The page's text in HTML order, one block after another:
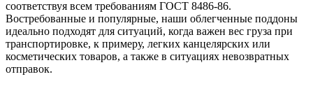
соответствуя всем требованиям ГОСТ 8486-86.
Востребованные и популярные, наши облегченные поддоны
идеально подходят для ситуаций, когда важен вес груза при
транспортировке, к примеру, легких канцелярских или
косметических товаров, а также в ситуациях невозвратных
отправок.